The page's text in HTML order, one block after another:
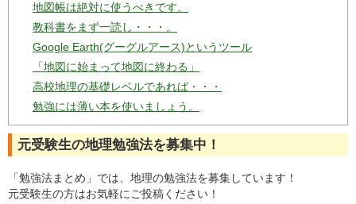
地図帳は絶対に使うべきです。
教科書をまず一読し・・・。
Google Earth(グーグルアース)というツール
「地図に始まって地図に終わる」
高校地理の基礎レベルであれば・・・
勉強には薄い本を使いましょう。
元受験生の地理勉強法を募集中！
「勉強法まとめ」では、地理の勉強法を募集しています！
元受験生の方はお気軽にご投稿ください！